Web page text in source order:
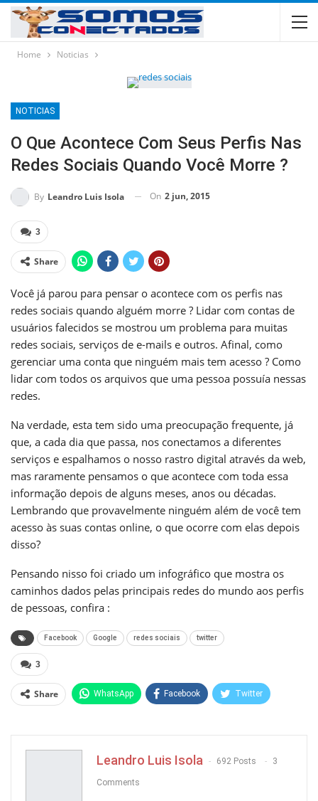
Home Noticias
NOTICIAS
O Que Acontece Com Seus Perfis Nas
Redes Sociais Quando Você Morre ?
By Leandro Luis Isola On 2 jun, 2015
3
Share
Você já parou para pensar o acontece com os perfis nas
redes sociais quando alguém morre ? Lidar com contas de
usuários falecidos se mostrou um problema para muitas
redes sociais, serviços de e-mails e outros. Afinal, como
gerenciar uma conta que ninguém mais tem acesso ? Como
lidar com todos os arquivos que uma pessoa possuía nessas
redes.
Na verdade, esta tem sido uma preocupação frequente, já
que, a cada dia que passa, nos conectamos a diferentes
serviços e espalhamos o nosso rastro digital através da web,
mas raramente pensamos o que acontece com toda essa
informação depois de alguns meses, anos ou décadas.
Lembrando que provavelmente ninguém além de você tem
acesso às suas contas online, o que ocorre com elas depois
disso?
Pensando nisso foi criado um infográfico que mostra os
caminhos dados pelas principais redes do mundo aos perfis
de pessoas, confira :
Facebook Google redes sociais twitter
3
Share WhatsApp Facebook Twitter
Leandro Luis Isola 692 Posts 3
Comments